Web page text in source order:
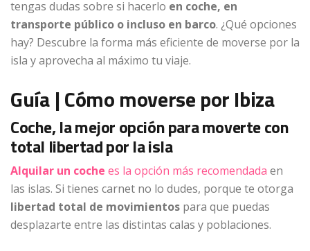
tengas dudas sobre si hacerlo en coche, en
transporte público o incluso en barco. ¿Qué opciones
hay? Descubre la forma más eficiente de moverse por la
isla y aprovecha al máximo tu viaje.
Guía | Cómo moverse por Ibiza
Coche, la mejor opción para moverte con
total libertad por la isla
Alquilar un coche es la opción más recomendada en
las islas. Si tienes carnet no lo dudes, porque te otorga
libertad total de movimientos para que puedas
desplazarte entre las distintas calas y poblaciones.